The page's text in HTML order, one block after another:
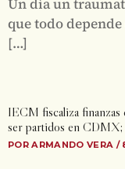
Un día un
que todo
[…]
IECM fiscaliza finanzas
ser partidos en CDMX;
POR ARMANDO VERA